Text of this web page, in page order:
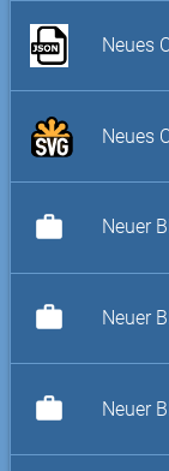
Neues
Neues
work Neuer
work Neuer
work Neuer